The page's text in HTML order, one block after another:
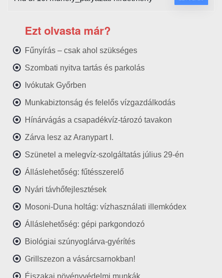
Ezt olvasta már?
Fűnyírás – csak ahol szükséges
Szombati nyitva tartás és parkolás
Ivókutak Győrben
Munkabiztonság és felelős vízgazdálkodás
Hínárvágás a csapadékvíz-tározó tavakon
Zárva lesz az Aranypart I.
Szünetel a melegvíz-szolgáltatás július 29-én
Álláslehetőség: fűtésszerelő
Nyári távhőfejlesztések
Mosoni-Duna holtág: vízhasználati illemkódex
Álláslehetőség: gépi parkgondozó
Biológiai szúnyoglárva-gyérítés
Grillszezon a vásárcsarnokban!
Éjszakai növényvédelmi munkák